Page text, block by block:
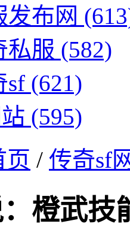
发布网
私服 (582)
sf (621)
(595)
页 / 传奇sf
橙武技